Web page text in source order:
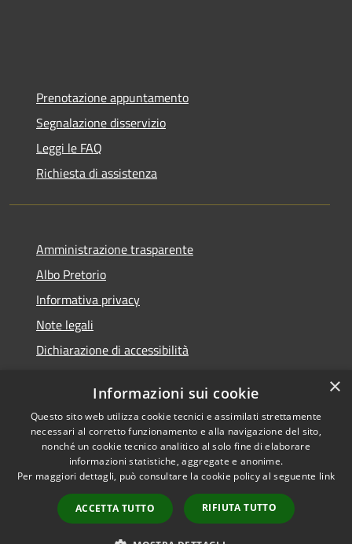
Prenotazione appuntamento
Segnalazione disservizio
Leggi le FAQ
Richiesta di assistenza
Amministrazione trasparente
Albo Pretorio
Informativa privacy
Note legali
Dichiarazione di accessibilità
RSS
Accessibilità
Cookie
Mappa del sito
Segnalazioni di non
Copyright © 2026 • Comune di
Veduggio con Colzano •
Powered byMunicipium
Accesso redazione
×
Informazioni sui cookie
Questo sito web utilizza cookie tecnici e assimilati strettamente
necessari al corretto funzionamento e alla navigazione del sito,
nonché un cookie tecnico analitico al solo fine di elaborare
informazioni statistiche, aggregate e anonime.
Per maggiori dettagli, può consultare la cookie policy al seguente link
ACCETTA TUTTO RIFIUTA TUTTO